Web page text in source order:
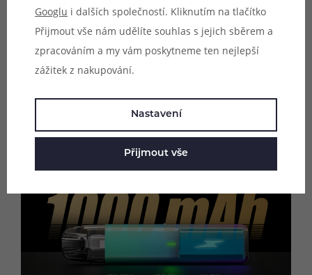
Googlu i dalších společností. Kliknutím na tlačítko
Přijmout vše nám udělíte souhlas s jejich sběrem a
zpracováním a my vám poskytneme ten nejlepší
zážitek z nakupování.
Nastavení
Přijmout vše